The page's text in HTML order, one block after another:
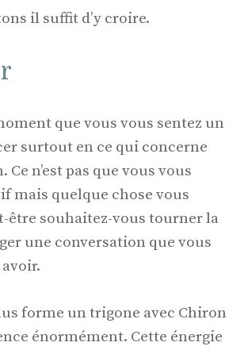
il suffit d’y croire.
que vous vous sentez un
surtout en ce qui concerne
n’est pas que vous vous
mais quelque chose vous
être souhaitez-vous tourner la
une conversation que vous
forme un trigone avec Chiron
énormément. Cette énergie